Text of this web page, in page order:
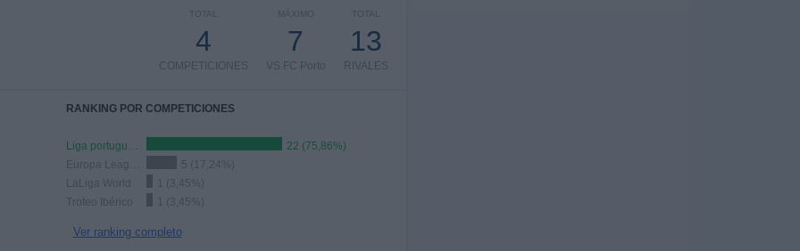
TOTAL
13
RIVALES
MÁXIMO
7
VS FC Porto
TOTAL
4
COMPETICIONES
RANKING POR COMPETICIONES
Liga portuguesa
22 (75,86%)
5 (17,24%)
LaLiga World
1 (3,45%)
Trofeo Ibérico
1 (3,45%)
Ver ranking completo